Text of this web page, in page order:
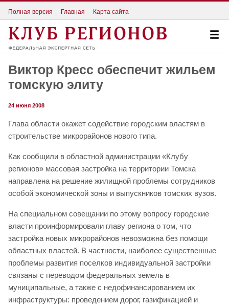
Полная версия Главная Карта сайта
Виктор Кресс обеспечит жильем
томскую элиту
24 июня 2008
Глава области окажет содействие городским властям в
строительстве микрорайонов нового типа.
Как сообщили в областной администрации «Клубу
регионов» массовая застройка на территории Томска
направлена на решение жилищной проблемы сотрудников
особой экономической зоны и выпускников томских вузов.
На специальном совещании по этому вопросу городские
власти проинформировали главу региона о том, что
застройка новых микрорайонов невозможна без помощи
областных властей. В частности, наиболее существенные
проблемы развития поселков индивидуальной застройки
связаны с переводом федеральных земель в
муниципальные, а также с недофинансированием их
инфраструктуры: проведением дорог, газификацией и